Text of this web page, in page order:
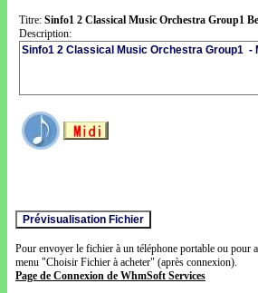
Titre: Sinfo1 2 Classical Music Orchestra Group1
Description:
Pour envoyer le fichier à un téléphone portable ou pour
menu "Choisir Fichier à acheter" (après connexion).
Page de Connexion de WhmSoft Services